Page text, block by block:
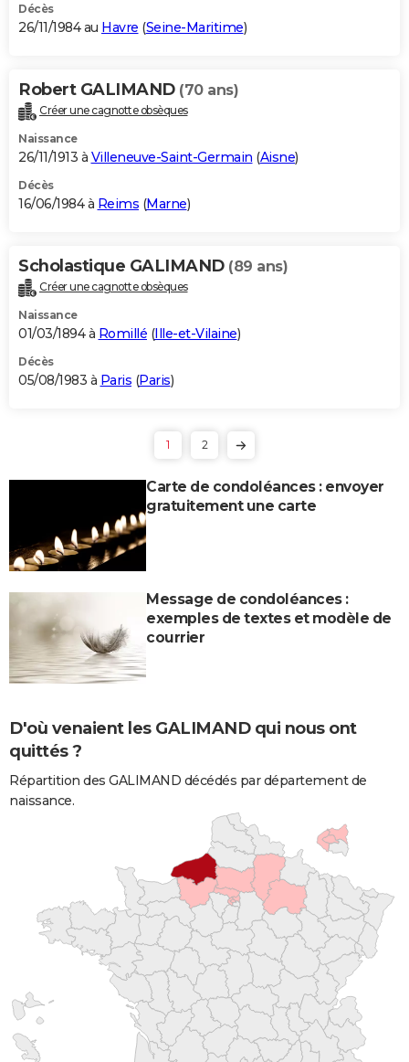
Décès
26/11/1984 au Havre (Seine-Maritime)
Robert GALIMAND (70 ans)
Créer une cagnotte obsèques
Naissance
26/11/1913 à Villeneuve-Saint-Germain (Aisne)
Décès
16/06/1984 à Reims (Marne)
Scholastique GALIMAND (89 ans)
Créer une cagnotte obsèques
Naissance
01/03/1894 à Romillé (Ille-et-Vilaine)
Décès
05/08/1983 à Paris (Paris)
1 2
Carte de condoléances : envoyer
gratuitement une carte
Message de condoléances :
exemples de textes et modèle de
courrier
D'où venaient les GALIMAND qui nous ont
quittés ?
Répartition des GALIMAND décédés par département de
naissance.